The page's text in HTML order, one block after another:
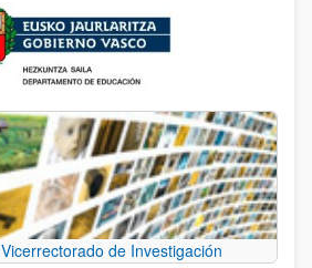
de Investigación